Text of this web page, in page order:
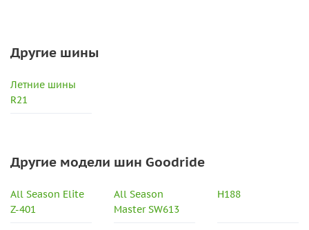
Другие шины
Летние шины
R21
Другие модели шин Goodride
All Season Elite
Z-401
All Season
Master SW613
H188